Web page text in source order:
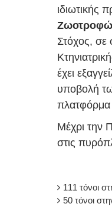
ιδιωτικής
Στόχος, σε
έχει
υποβολή
Μέχρι την
στις
111 τόνοι
50 τόνοι